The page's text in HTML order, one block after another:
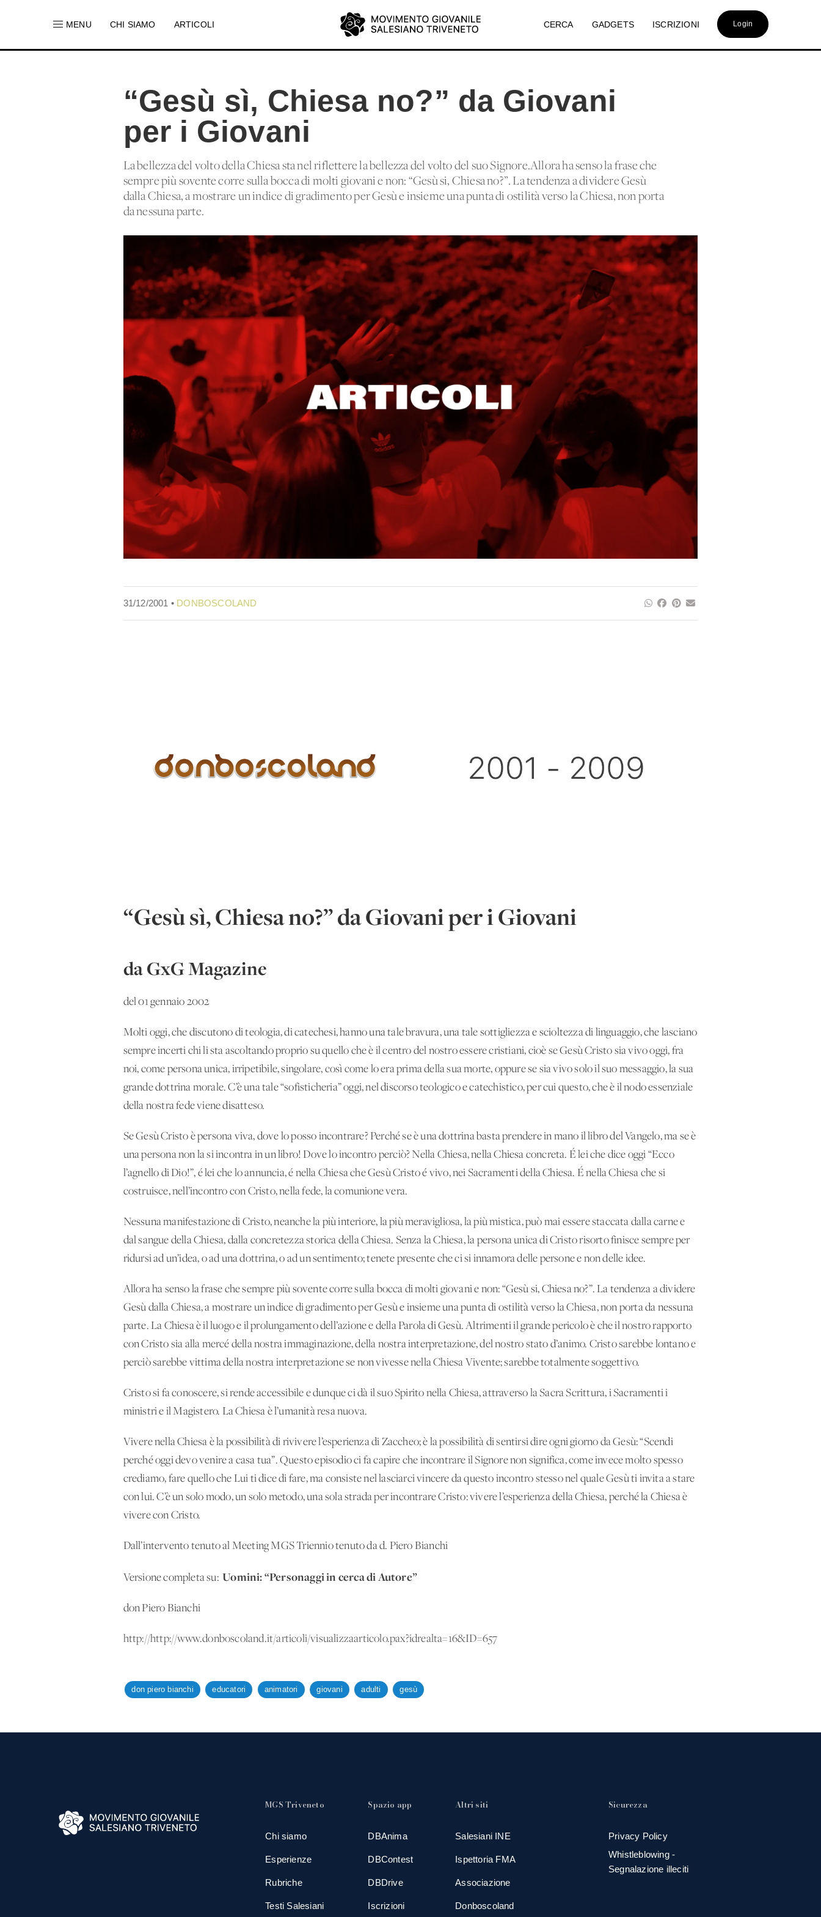
MENU CHI SIAMO ARTICOLI CERCA GADGETS ISCRIZIONI Login
“Gesù sì, Chiesa no?” da Giovani
per i Giovani
La bellezza del volto della Chiesa sta nel riflettere la bellezza del volto del suo Signore.Allora ha senso la frase che
sempre più sovente corre sulla bocca di molti giovani e non: “Gesù si, Chiesa no?”. La tendenza a dividere Gesù
dalla Chiesa, a mostrare un indice di gradimento per Gesù e insieme una punta di ostilità verso la Chiesa, non porta
da nessuna parte.
31/12/2001 • DONBOSCOLAND
“Gesù sì, Chiesa no?” da Giovani per i Giovani
da GxG Magazine
del 01 gennaio 2002
Molti oggi, che discutono di teologia, di catechesi, hanno una tale bravura, una tale sottigliezza e scioltezza di linguaggio, che lasciano
sempre incerti chi li sta ascoltando proprio su quello che è il centro del nostro essere cristiani, cioè se Gesù Cristo sia vivo oggi, fra
noi, come persona unica, irripetibile, singolare, così come lo era prima della sua morte, oppure se sia vivo solo il suo messaggio, la sua
grande dottrina morale. C’è una tale “sofisticheria” oggi, nel discorso teologico e catechistico, per cui questo, che è il nodo essenziale
della nostra fede viene disatteso.
Se Gesù Cristo è persona viva, dove lo posso incontrare? Perché se è una dottrina basta prendere in mano il libro del Vangelo, ma se è
una persona non la si incontra in un libro! Dove lo incontro perciò? Nella Chiesa, nella Chiesa concreta. É lei che dice oggi “Ecco
l’agnello di Dio!”, é lei che lo annuncia, é nella Chiesa che Gesù Cristo é vivo, nei Sacramenti della Chiesa. É nella Chiesa che si
costruisce, nell’incontro con Cristo, nella fede, la comunione vera.
Nessuna manifestazione di Cristo, neanche la più interiore, la più meravigliosa, la più mistica, può mai essere staccata dalla carne e
dal sangue della Chiesa, dalla concretezza storica della Chiesa. Senza la Chiesa, la persona unica di Cristo risorto finisce sempre per
ridursi ad un’idea, o ad una dottrina, o ad un sentimento; tenete presente che ci si innamora delle persone e non delle idee.
Allora ha senso la frase che sempre più sovente corre sulla bocca di molti giovani e non: “Gesù si, Chiesa no?”. La tendenza a dividere
Gesù dalla Chiesa, a mostrare un indice di gradimento per Gesù e insieme una punta di ostilità verso la Chiesa, non porta da nessuna
parte. La Chiesa è il luogo e il prolungamento dell’azione e della Parola di Gesù. Altrimenti il grande pericolo è che il nostro rapporto
con Cristo sia alla mercé della nostra immaginazione, della nostra interpretazione, del nostro stato d’animo. Cristo sarebbe lontano e
perciò sarebbe vittima della nostra interpretazione se non vivesse nella Chiesa Vivente; sarebbe totalmente soggettivo.
Cristo si fa conoscere, si rende accessibile e dunque ci dà il suo Spirito nella Chiesa, attraverso la Sacra Scrittura, i Sacramenti i
ministri e il Magistero. La Chiesa è l’umanità resa nuova.
Vivere nella Chiesa è la possibilità di rivivere l’esperienza di Zaccheo; è la possibilità di sentirsi dire ogni giorno da Gesù: “Scendi
perché oggi devo venire a casa tua”. Questo episodio ci fa capire che incontrare il Signore non significa, come invece molto spesso
crediamo, fare quello che Lui ti dice di fare, ma consiste nel lasciarci vincere da questo incontro stesso nel quale Gesù ti invita a stare
con lui. C’è un solo modo, un solo metodo, una sola strada per incontrare Cristo: vivere l’esperienza della Chiesa, perché la Chiesa è
vivere con Cristo.
Dall’intervento tenuto al Meeting MGS Triennio tenuto da d. Piero Bianchi
Versione completa su: Uomini: “Personaggi in cerca di Autore”
don Piero Bianchi
http://http://www.donboscoland.it/articoli/visualizzaarticolo.pax?idrealta=16&ID=657
don piero bianchi educatori animatori giovani adulti gesù
MGS Triveneto
Chi siamo
Esperienze
Rubriche
Testi Salesiani
Spazio app
DBAnima
DBContest
DBDrive
Iscrizioni
Altri siti
Salesiani INE
Ispettoria FMA
Associazione
Donboscoland
Sicurezza
Privacy Policy
Whistleblowing -
Segnalazione illeciti